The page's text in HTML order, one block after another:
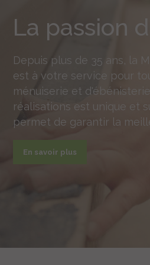
La passion
Depuis plus de 35 ans, la
est à votre service pour
ménuiserie et
réalisations est unique et
permet de garantir la
En savoir plus